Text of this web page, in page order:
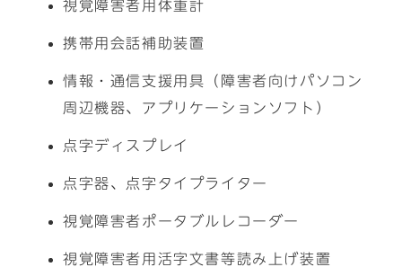
視覚障害者用体重計
携帯用会話補助装置
情報・通信支援用具（障害者向けパソコン
周辺機器、アプリケーションソフト）
点字ディスプレイ
点字器、点字タイプライター
視覚障害者ポータブルレコーダー
視覚障害者用活字文書等読み上げ装置